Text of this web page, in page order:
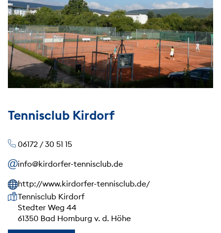
Tennisclub Kirdorf
06172 / 30 51 15
info@kirdorfer-tennisclub.de
http://www.kirdorfer-tennisclub.de/
Unsere Anschrift
Tennisclub Kirdorf
Stedter Weg 44
61350 Bad Homburg v. d. Höhe